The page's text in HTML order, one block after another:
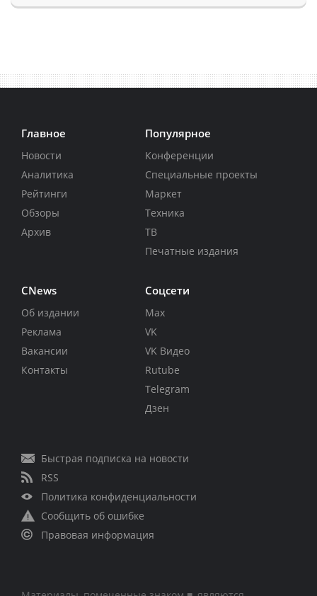
Главное
Новости
Аналитика
Рейтинги
Обзоры
Архив
Популярное
Конференции
Специальные проекты
Маркет
Техника
ТВ
Печатные издания
CNews
Об издании
Реклама
Вакансии
Контакты
Соцсети
Max
VK
VK Видео
Rutube
Telegram
Дзен
Быстрая подписка на новости
RSS
Политика конфиденциальности
Сообщить об ошибке
Правовая информация